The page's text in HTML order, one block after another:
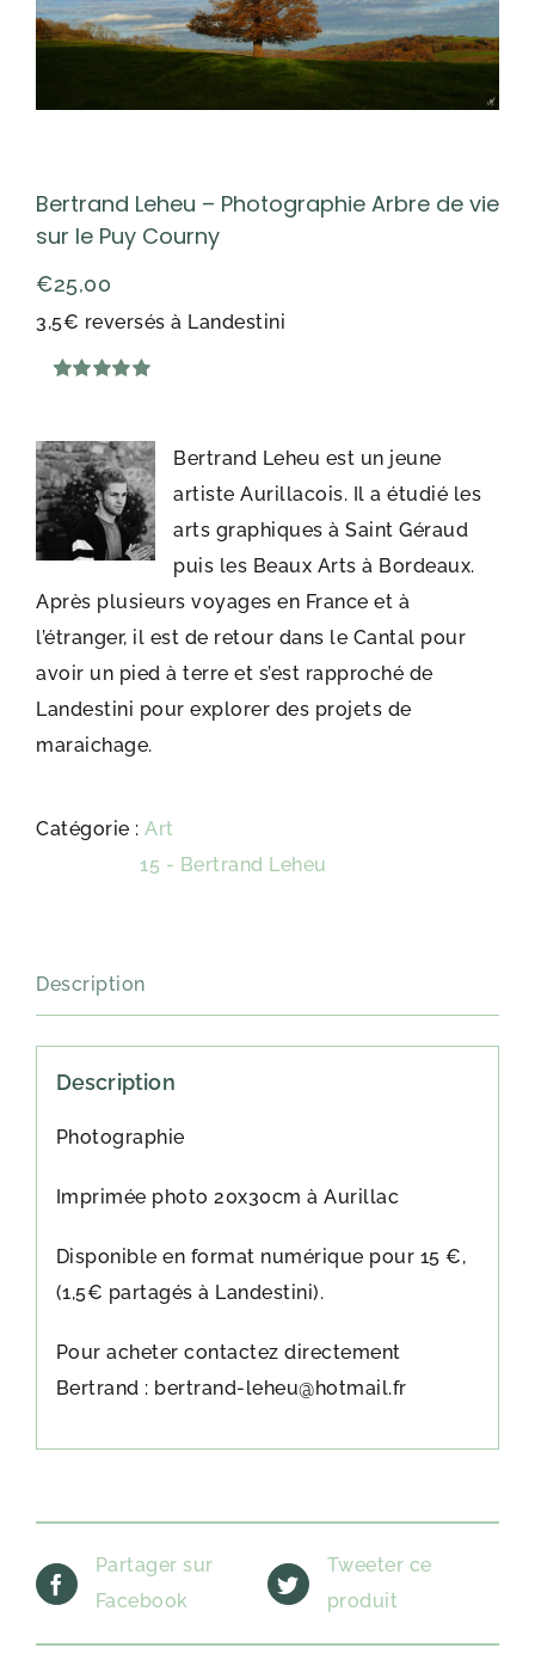
Bertrand Leheu – Photographie Arbre de vie
sur le Puy Courny
3,5€ reversés à Landestini
€25,00
client
Bertrand Leheu est un jeune
artiste Aurillacois. Il a étudié les
arts graphiques à Saint Géraud
puis les Beaux Arts à Bordeaux.
Après plusieurs voyages en France et à
l’étranger, il est de retour dans le Cantal pour
avoir un pied à terre et s’est rapproché de
Landestini pour explorer des projets de
maraichage.
Catégorie : Art
15 - Bertrand Leheu
Description
Description
Photographie
Imprimée photo 20x30cm à Aurillac
Disponible en format numérique pour 15 €,
(1,5€ partagés à Landestini).
Pour acheter contactez directement
Bertrand : bertrand-leheu@hotmail.fr
Partager sur
Facebook
Tweeter ce
produit